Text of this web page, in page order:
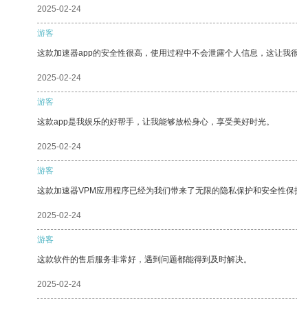
2025-02-24
游客
这款加速器app的安全性很高，使用过程中不会泄露个人信息，这让我
2025-02-24
游客
这款app是我娱乐的好帮手，让我能够放松身心，享受美好时光。
2025-02-24
游客
这款加速器VPM应用程序已经为我们带来了无限的隐私保护和安全性保
2025-02-24
游客
这款软件的售后服务非常好，遇到问题都能得到及时解决。
2025-02-24